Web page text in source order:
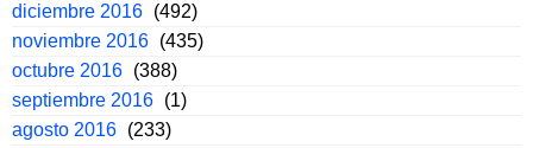
diciembre 2016 (492)
noviembre 2016 (435)
octubre 2016 (388)
septiembre 2016 (1)
agosto 2016 (233)